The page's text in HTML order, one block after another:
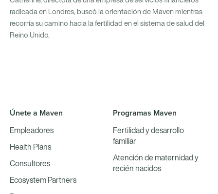
radicada en Londres, buscó la orientación de Maven mientras
recorría su camino hacia la fertilidad en el sistema de salud del
Reino Unido.
Únete a Maven
Empleadores
Health Plans
Consultores
Ecosystem Partners
Programas Maven
Fertilidad y desarrollo
familiar
Atención de maternidad y
recién nacidos